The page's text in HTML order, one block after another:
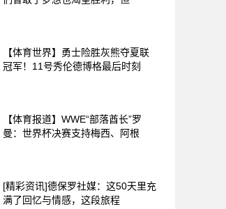
【体育世界】勇士险胜灰熊夺夏联
冠军！11号秀伦德博格最后时刻
【体育报道】WWE“部落酋长”罗
曼：世界杯决赛支持梅西、阿根
[精彩资讯]德保罗社媒：这50天里充
满了回忆与情感，这段旅程